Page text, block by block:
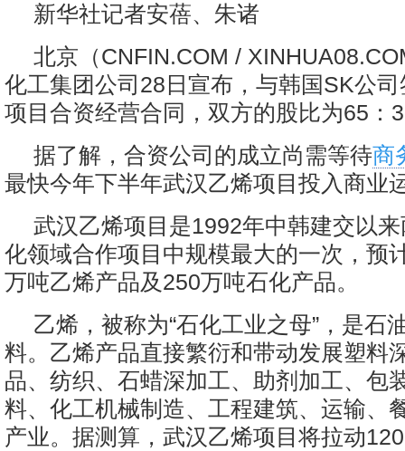
新华社记者安蓓、朱诸
北京（CNFIN.COM /
化工集团公司28日宣布，与韩国SK公
项目合资经营合同，双方的股比为65：
据了解，合资公司的成立尚需等待商
最快今年下半年武汉乙烯项目投入商业
武汉乙烯项目是1992年中韩建交以
化领域合作项目中规模最大的一次，预
万吨乙烯产品及250万吨石化产品。
乙烯，被称为“石化工业之母”，是石
料。乙烯产品直接繁衍和带动发展塑料
品、纺织、石蜡深加工、助剂加工、包
料、化工机械制造、工程建筑、运输、
产业。据测算，武汉乙烯项目将拉动